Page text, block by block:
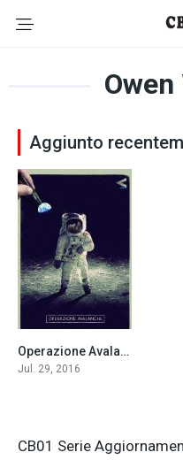
Aggiunto
6.0Operazione Avalanche (2016)
Jul. 29, 2016
CB01 Serie